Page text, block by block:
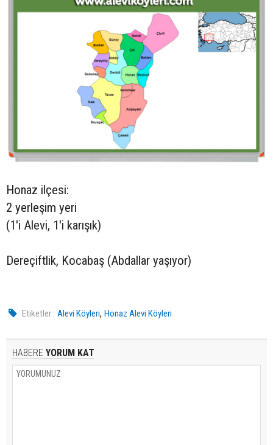
Honaz ilçesi:
2 yerleşim yeri
(1'i Alevi, 1'i karışık)
Dereçiftlik, Kocabaş (Abdallar yaşıyor)
Etiketler : Alevi Köyleri,Honaz Alevi Köyleri
HABERE YORUM KAT